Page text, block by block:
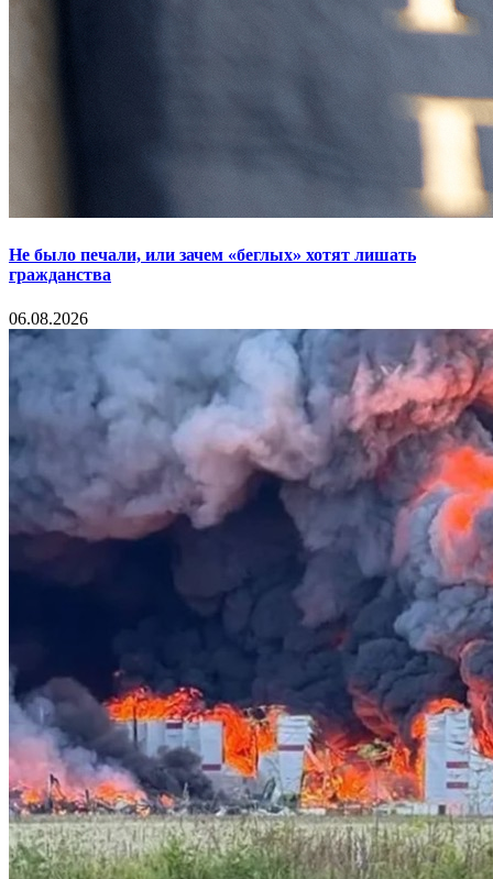
Не было печали, или зачем «беглых» хотят лишать
гражданства
06.08.2026